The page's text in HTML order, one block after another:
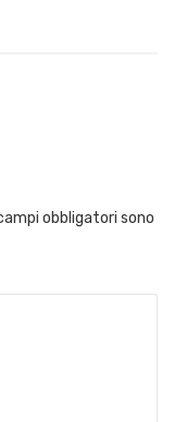
obbligatori sono